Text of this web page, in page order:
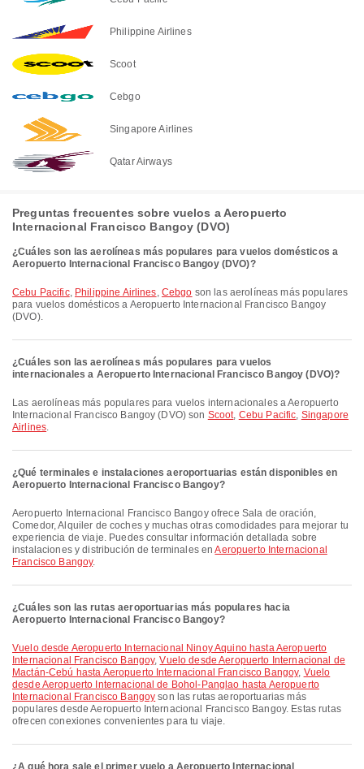
Philippine Airlines
Scoot
Cebgo
Singapore Airlines
Qatar Airways
Preguntas frecuentes sobre vuelos a Aeropuerto
Internacional Francisco Bangoy (DVO)
¿Cuáles son las aerolíneas más populares para vuelos domésticos a
Aeropuerto Internacional Francisco Bangoy (DVO)?
Cebu Pacific, Philippine Airlines, Cebgo son las aerolíneas más populares
para vuelos domésticos a Aeropuerto Internacional Francisco Bangoy
(DVO).
¿Cuáles son las aerolíneas más populares para vuelos
internacionales a Aeropuerto Internacional Francisco Bangoy (DVO)?
Las aerolíneas más populares para vuelos internacionales a Aeropuerto
Internacional Francisco Bangoy (DVO) son Scoot, Cebu Pacific, Singapore
Airlines.
¿Qué terminales e instalaciones aeroportuarias están disponibles en
Aeropuerto Internacional Francisco Bangoy?
Aeropuerto Internacional Francisco Bangoy ofrece Sala de oración,
Comedor, Alquiler de coches y muchas otras comodidades para mejorar tu
experiencia de viaje. Puedes consultar información detallada sobre
instalaciones y distribución de terminales enAeropuerto Internacional
Francisco Bangoy.
¿Cuáles son las rutas aeroportuarias más populares hacia
Aeropuerto Internacional Francisco Bangoy?
Vuelo desde Aeropuerto Internacional Ninoy Aquino hasta Aeropuerto
Internacional Francisco Bangoy,Vuelo desde Aeropuerto Internacional de
Mactán-Cebú hasta Aeropuerto Internacional Francisco Bangoy, Vuelo
desde Aeropuerto Internacional de Bohol-Panglao hasta Aeropuerto
Internacional Francisco Bangoy son las rutas aeroportuarias más
populares desde Aeropuerto Internacional Francisco Bangoy. Estas rutas
ofrecen conexiones convenientes para tu viaje.
¿A qué hora sale el primer vuelo a Aeropuerto Internacional